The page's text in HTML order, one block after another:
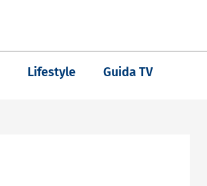
Lifestyle Guida TV